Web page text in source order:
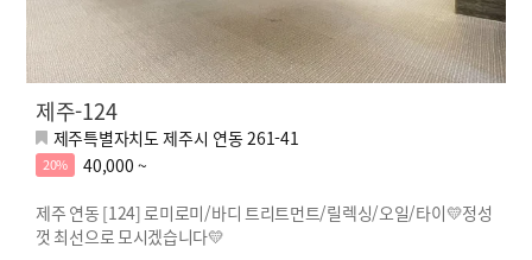
제주-124
제주특별자치도 제주시 연동 261-41
20%
40,000 ~
제주 연동 [124] 로미로미/바디 트리트먼트/릴렉싱/오일/타이💛정성
껏 최선으로 모시겠습니다💛